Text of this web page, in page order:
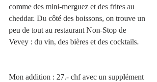
comme des mini-merguez et des frites au
cheddar. Du côté des boissons, on trouve un
peu de tout au restaurant Non-Stop de
Vevey : du vin, des bières et des cocktails.
Mon addition : 27.- chf avec un supplément